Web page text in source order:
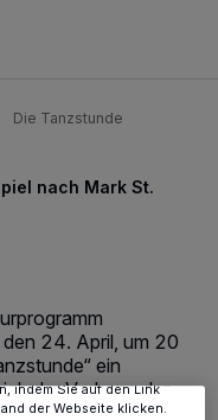
Die Tanzstunde
nach Mark St.
24. April, um 20
ein
der Vorhang der
das Publikum ein
oder eindeutige
von OK aktivieren Sie
aufgeführten
manche Inhalte und
für Sie. Sie können
Einstellungen zu
indem Sie auf den Link
der Webseite klicken.